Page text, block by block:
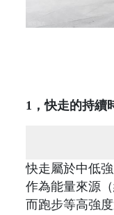
1，快走的持續
快走屬於中低
作為能量來源
而跑步等高強